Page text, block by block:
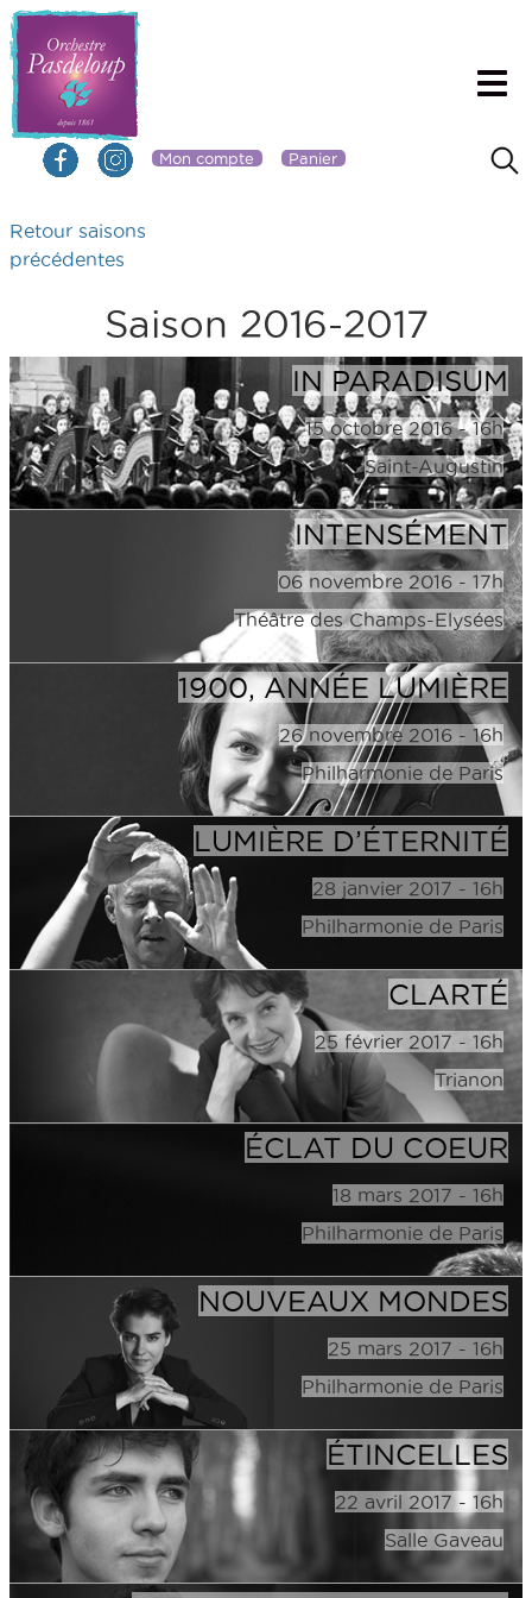
Mon compte Panier
Retour saisons
précédentes
Saison 2016-2017
IN PARADISUM
15 octobre 2016 - 16h
Saint-Augustin
INTENSÉMENT
06 novembre 2016 - 17h
Théâtre des Champs-Elysées
1900, ANNÉE LUMIÈRE
26 novembre 2016 - 16h
Philharmonie de Paris
LUMIÈRE D’ÉTERNITÉ
28 janvier 2017 - 16h
Philharmonie de Paris
CLARTÉ
25 février 2017 - 16h
Trianon
ÉCLAT DU COEUR
18 mars 2017 - 16h
Philharmonie de Paris
NOUVEAUX MONDES
25 mars 2017 - 16h
Philharmonie de Paris
ÉTINCELLES
22 avril 2017 - 16h
Salle Gaveau